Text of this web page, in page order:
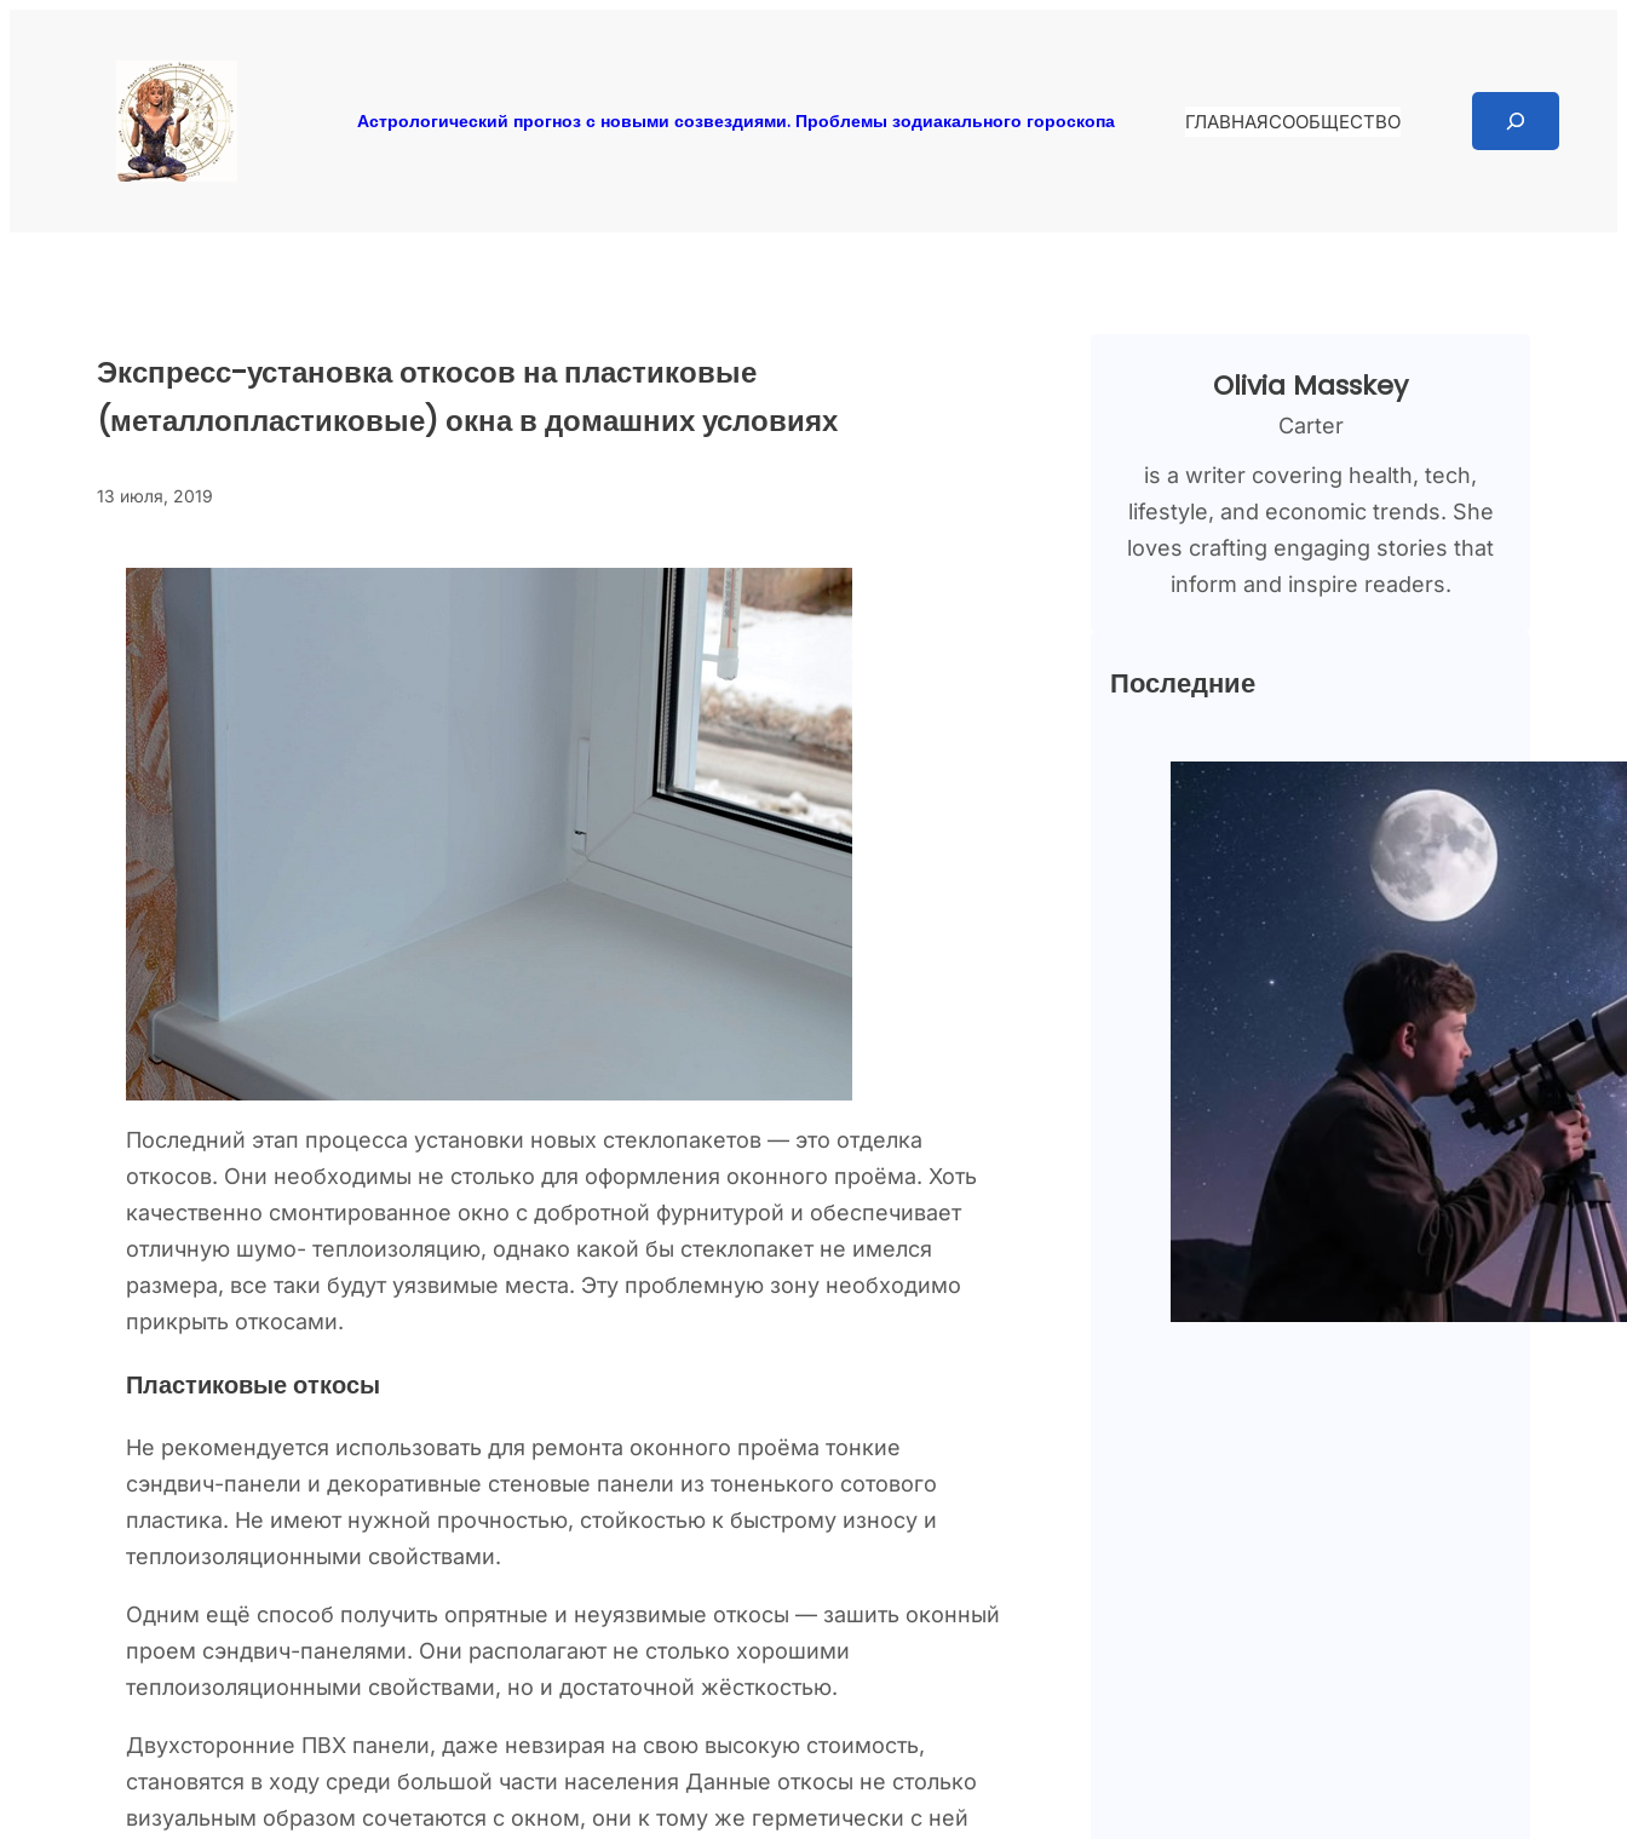
содержимому
Астрологический прогноз с новыми созвездиями. Проблемы зодиакального гороскопа ГЛАВНАЯСООБЩЕСТВО
Search
Экспресс-установка откосов на пластиковые
(металлопластиковые) окна в домашних условиях
13 июля, 2019
Последний этап процесса установки новых стеклопакетов — это отделка
откосов. Они необходимы не столько для оформления оконного проёма. Хоть
качественно смонтированное окно с добротной фурнитурой и обеспечивает
отличную шумо- теплоизоляцию, однако какой бы стеклопакет не имелся
размера, все таки будут уязвимые места. Эту проблемную зону необходимо
прикрыть откосами.
Пластиковые откосы
Не рекомендуется использовать для ремонта оконного проёма тонкие
сэндвич-панели и декоративные стеновые панели из тоненького сотового
пластика. Не имеют нужной прочностью, стойкостью к быстрому износу и
теплоизоляционными свойствами.
Одним ещё способ получить опрятные и неуязвимые откосы — зашить оконный
проем сэндвич-панелями. Они располагают не столько хорошими
теплоизоляционными свойствами, но и достаточной жёсткостью.
Двухсторонние ПВХ панели, даже невзирая на свою высокую стоимость,
становятся в ходу среди большой части населения Данные откосы не столько
визуальным образом сочетаются с окном, они к тому же герметически с ней
Olivia Masskey
Carter
is a writer covering health, tech,
lifestyle, and economic trends. She
loves crafting engaging stories that
inform and inspire readers.
Последние